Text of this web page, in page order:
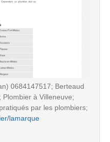
0684147517; Berteaud
à Villeneuve;
par les plombiers;
lamarque